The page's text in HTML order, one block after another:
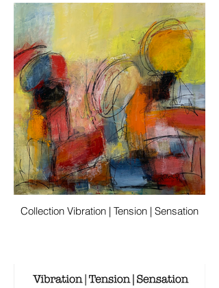
Collection Vibration | Tension | Sensation